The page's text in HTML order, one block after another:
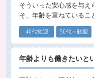
そういった安心感を与え
そ、年齢を重ねているこ
40代歓迎 50代～歓迎
年齢よりも働きたいと